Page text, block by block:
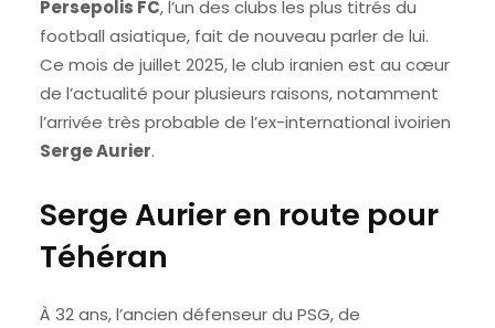
Persepolis FC, l’un des clubs les plus titrés du
football asiatique, fait de nouveau parler de lui.
Ce mois de juillet 2025, le club iranien est au cœur
de l’actualité pour plusieurs raisons, notamment
l’arrivée très probable de l’ex-international ivoirien
Serge Aurier.
Serge Aurier en route pour
Téhéran
À 32 ans, l’ancien défenseur du PSG, de